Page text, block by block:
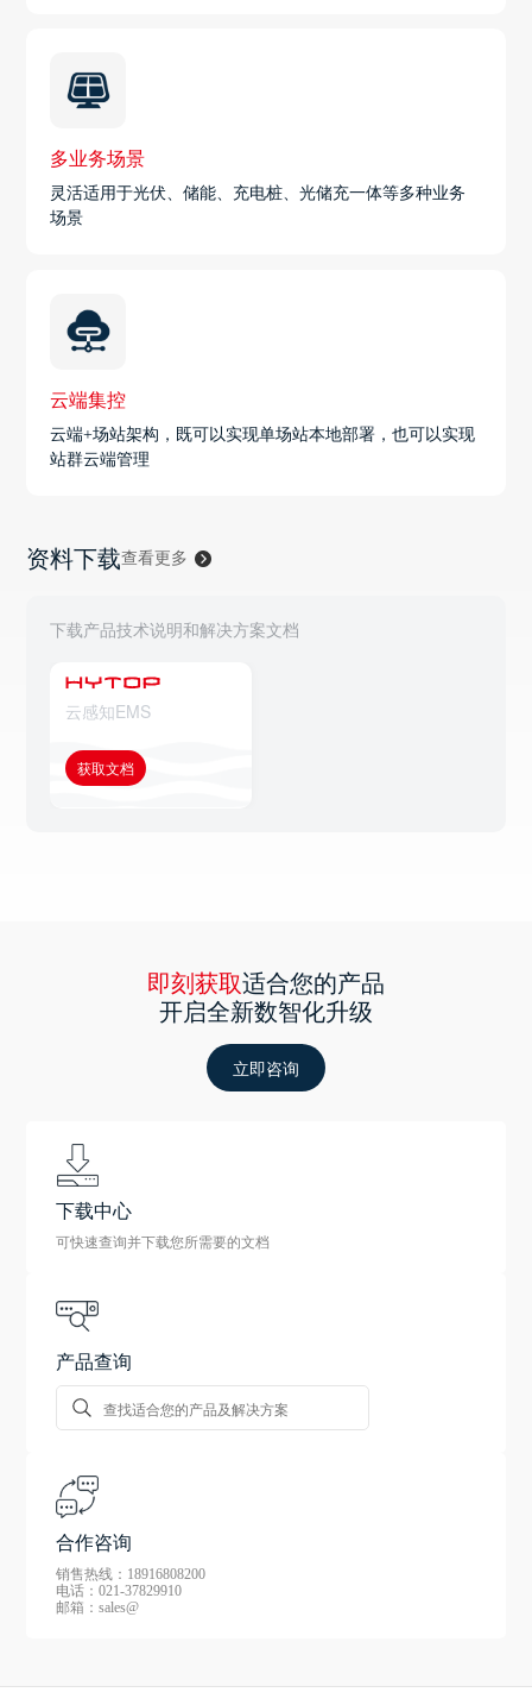
多业务场景
灵活适用于光伏、储能、充电桩、光储充一体等多种业务
场景
云端集控
云端+场站架构，既可以实现单场站本地部署，也可以实现
站群云端管理
资料下载查看更多
下载产品技术说明和解决方案文档
云感知EMS
获取文档
即刻获取适合您的产品
开启全新数智化升级
立即咨询
下载中心
可快速查询并下载您所需要的文档
产品查询
合作咨询
销售热线：18916808200
电话：021-37829910
邮箱：sales@